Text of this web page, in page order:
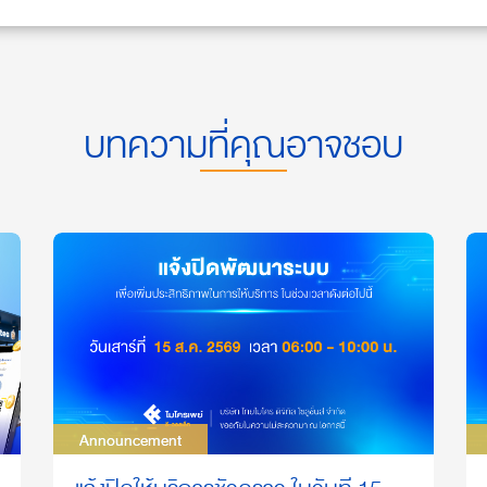
บทความที่คุณอาจชอบ
Announcement
Announcement